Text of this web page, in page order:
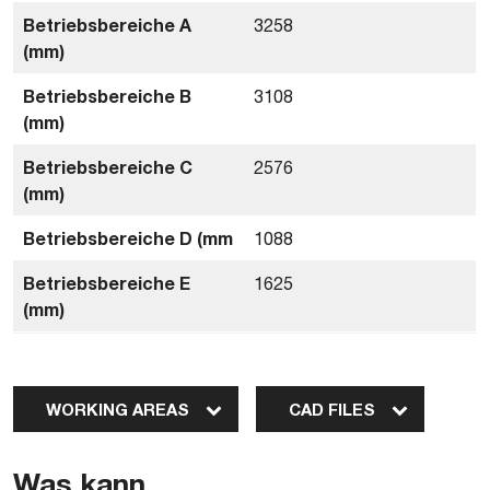
Betriebsbereiche A
(mm)
3258
Betriebsbereiche B
(mm)
3108
Betriebsbereiche C
(mm)
2576
Betriebsbereiche D (mm 1088
Betriebsbereiche E
(mm)
1625
WORKING AREAS CAD FILES